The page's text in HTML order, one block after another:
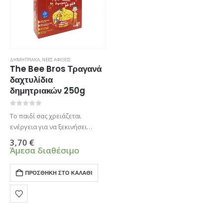
ΔΗΜΗΤΡΙΑΚΑ, ΝΕΕΣ ΑΦΙΞΕΙΣ
The Bee Bros Τραγανά
δαχτυλίδια
δημητριακών 250g
Το παιδί σας χρειάζεται
ενέργεια για να ξεκινήσει
σωστά την ημέρα του. Τα
παιδικά δημητριακά The Bee
διατροφικές ανάγκες των
μικρών παιδιών.
3,70 €
Άμεσα διαθέσιμο
ΠΡΟΣΘΉΚΗ ΣΤΟ ΚΑΛΆΘΙ